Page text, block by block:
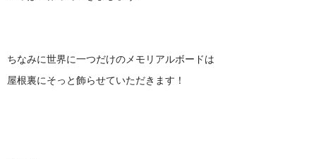
ちなみに世界に一つだけのメモリアルボードは
屋根裏にそっと飾らせていただきます！